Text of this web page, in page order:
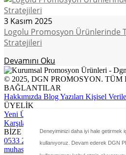
Deneyiminizi daha iyi hale getirmek
kullanıyoruz. Devam ederek DGN
3 Kasım 2025
Logolu Promosyon Ürünlerinde
Stratejileri
Devamını Oku
© 2025, DGN PROMOSYON.
BAĞLANTILAR
Hakkımızda Blog Yazıları Kişisel
ÜYELİK
Yeni Üyelik Formu
Karşılaştırma Sayfası
BİZE ULAŞIN
0533 267 24 79
muhasebe@dgnpromosyon.com